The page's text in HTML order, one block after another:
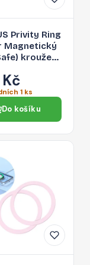
Privity Ring
Magnetický
kroužek
1 ks
Do košíku